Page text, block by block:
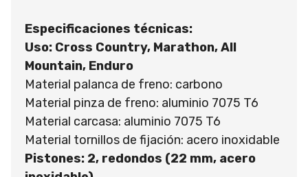
Especificaciones técnicas:
Uso: Cross Country, Marathon, All
Mountain, Enduro
Material palanca de freno: carbono
Material pinza de freno: aluminio 7075 T6
Material carcasa: aluminio 7075 T6
Material tornillos de fijación: acero inoxidable
Pistones: 2, redondos (22 mm, acero